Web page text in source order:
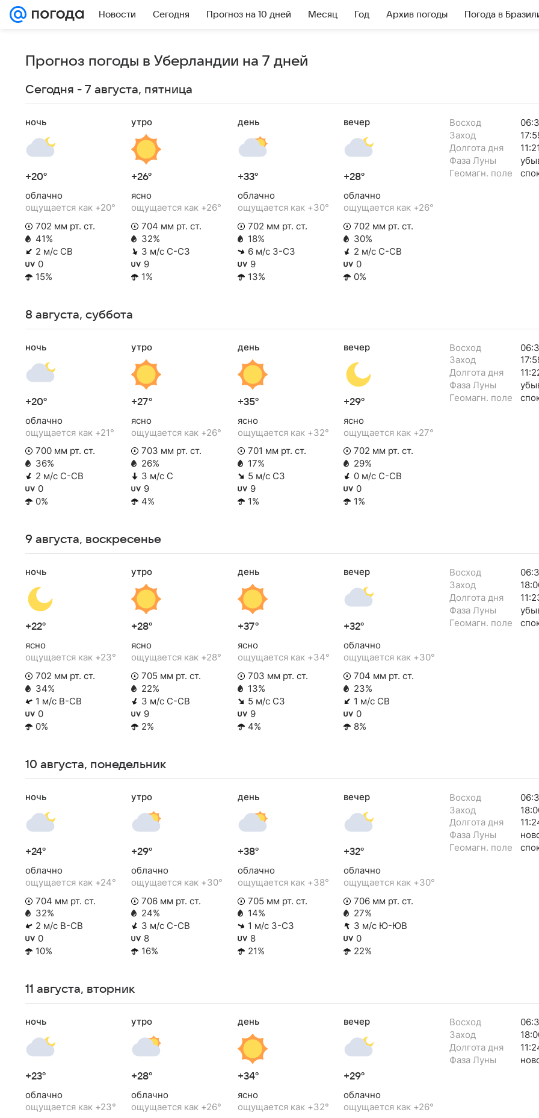
Новости Сегодня Прогноз на 10 дней Месяц Год Архив погоды Погода в
Прогноз погоды в Уберландии на 7 дней
Сегодня - 7 августа, пятница
ночь
+20°
облачно
ощущается как +20°
702 мм рт. ст.
41%
2 м/с СВ
0
15%
утро
+26°
ясно
ощущается как +26°
704 мм рт. ст.
32%
3 м/с С-СЗ
9
1%
день
+33°
облачно
ощущается как +30°
702 мм рт. ст.
18%
6 м/с З-СЗ
9
13%
вечер
+28°
облачно
ощущается как +26°
702 мм рт. ст.
30%
2 м/с С-СВ
0
0%
Восход
Заход
Долгота дня
11:21
Фаза Луны
Геомагн. поле
8 августа, суббота
ночь
+20°
облачно
ощущается как +21°
700 мм рт. ст.
36%
2 м/с С-СВ
0
0%
утро
+27°
ясно
ощущается как +26°
703 мм рт. ст.
26%
3 м/с С
9
4%
день
+35°
ясно
ощущается как +32°
701 мм рт. ст.
17%
5 м/с СЗ
9
1%
вечер
+29°
ясно
ощущается как +27°
702 мм рт. ст.
29%
0 м/с С-СВ
0
1%
Восход
Заход
Долгота дня
Фаза Луны
Геомагн. поле
9 августа, воскресенье
ночь
+22°
ясно
ощущается как +23°
702 мм рт. ст.
34%
1 м/с В-СВ
0
0%
утро
+28°
ясно
ощущается как +28°
705 мм рт. ст.
22%
3 м/с С-СВ
9
2%
день
+37°
ясно
ощущается как +34°
703 мм рт. ст.
13%
5 м/с СЗ
9
4%
вечер
+32°
облачно
ощущается как +30°
704 мм рт. ст.
23%
1 м/с СВ
0
8%
Восход
Заход
Долгота дня
Фаза Луны
Геомагн. поле
10 августа, понедельник
ночь
+24°
облачно
ощущается как +24°
704 мм рт. ст.
32%
2 м/с В-СВ
0
10%
утро
+29°
облачно
ощущается как +30°
706 мм рт. ст.
24%
3 м/с С-СВ
8
16%
день
+38°
облачно
ощущается как +38°
705 мм рт. ст.
14%
1 м/с З-СЗ
8
21%
вечер
+32°
облачно
ощущается как +30°
706 мм рт. ст.
27%
3 м/с Ю-ЮВ
0
22%
Восход
Заход
Долгота дня
Фаза Луны
Геомагн. поле
11 августа, вторник
ночь
+23°
облачно
ощущается как +23°
утро
+28°
облачно
ощущается как +26°
день
+34°
ясно
ощущается как +32°
вечер
+29°
облачно
ощущается как +26°
Восход
Заход
Долгота дня
Фаза Луны